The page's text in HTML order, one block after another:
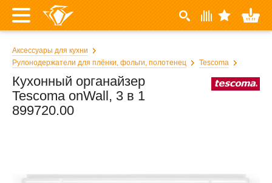
Аксессуары для кухни
Рулонодержатели для плёнки, фольги, полотенец
Tescoma
Кухонный органайзер
Tescoma onWall, 3 в 1
899720.00